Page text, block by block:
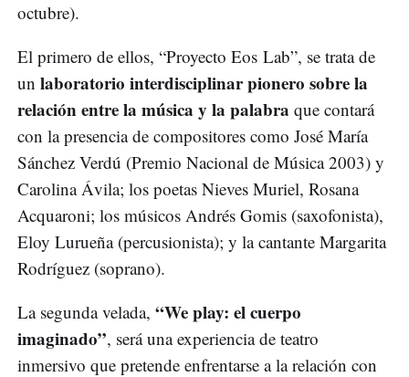
octubre).
El primero de ellos, “Proyecto Eos Lab”, se trata de
un laboratorio interdisciplinar pionero sobre la
relación entre la música y la palabra que contará
con la presencia de compositores como José María
Sánchez Verdú (Premio Nacional de Música 2003) y
Carolina Ávila; los poetas Nieves Muriel, Rosana
Acquaroni; los músicos Andrés Gomis (saxofonista),
Eloy Lurueña (percusionista); y la cantante Margarita
Rodríguez (soprano).
La segunda velada, “We play: el cuerpo
imaginado”, será una experiencia de teatro
inmersivo que pretende enfrentarse a la relación con